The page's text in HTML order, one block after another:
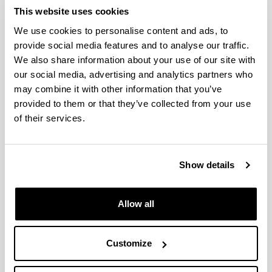
This website uses cookies
We use cookies to personalise content and ads, to
provide social media features and to analyse our traffic.
We also share information about your use of our site with
our social media, advertising and analytics partners who
may combine it with other information that you’ve
provided to them or that they’ve collected from your use
of their services.
Show details
Allow all
Customize
N. Etxebarria, L.A. Fernández, M. Olivares, A.
Prieto, A. Usobiaga, O. Zuloaga.Desarrollo y
Aplicación de Técnicas Analíticas de micro-
. Boletín de la Sociedad Española de
Química Analítica. Nº 62, pag. 30-33 (2018).
Reportaje en el número de Septiembre 2018 de
la revista
Elhuyar con título “
Pompeiazena,
dirudiena eta dena, Kimikaren eskutik ”
describiendo la labor de algunos miembros del
Navarro, N. Etxebarria, A. Usobiaga.Kannabisa:
ageriko altxor ezkutua.Ekaia
Spectroscopic evidences to understand the
influence of marine environments on Built